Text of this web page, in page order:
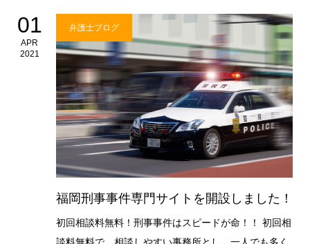
01
APR
2021
弁護士ブログ
福岡刑事事件専門サイトを開設しました！
初回相談料無料！刑事事件はスピードが命！！ 初回相